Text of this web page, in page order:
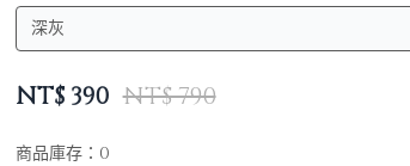
NT$390 NT$ 790
商品庫存： 0